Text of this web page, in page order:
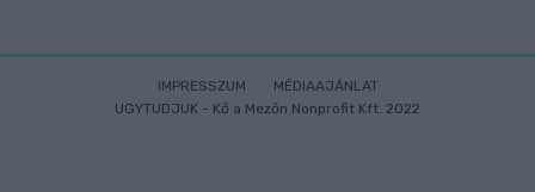
IMPRESSZUM
MÉDIAAJÁNLAT
UGYTUDJUK - Kő a Mezőn Nonprofit Kft. 2022